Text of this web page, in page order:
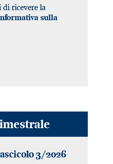
di ricevere la
sulla
3/2026